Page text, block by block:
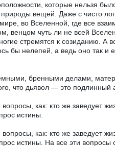
которые нельзя
вещей. Даже с чисто
во Вселенной, где все
венцом чуть ли не всей
стремятся к созиданию. А
бы нелепей, а ведь оно так и
бренными делами,
что дьявол — это подлинный
как: кто же заведует
истины.
как: кто же заведует
истины. На все эти вопросы